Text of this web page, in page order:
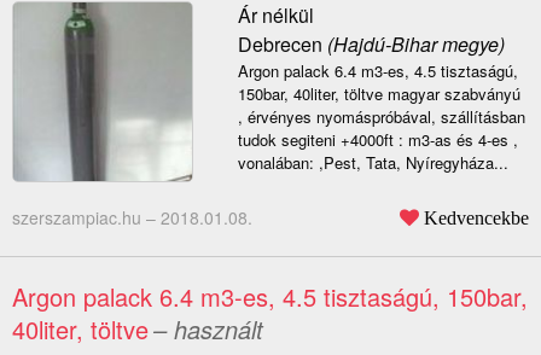
Ár nélkül
Debrecen (Hajdú-Bihar megye)
Argon palack 6.4 m3-es, 4.5 tisztaságú,
150bar, 40liter, töltve magyar szabványú
, érvényes nyomáspróbával, szállításban
tudok segiteni +4000ft : m3-as és 4-es ,
vonalában: ,Pest, Tata, Nyíregyháza...
szerszampiac.hu – 2018.01.08. Kedvencekbe
Argon palack 6.4 m3-es, 4.5 tisztaságú, 150bar,
40liter, töltve– használt